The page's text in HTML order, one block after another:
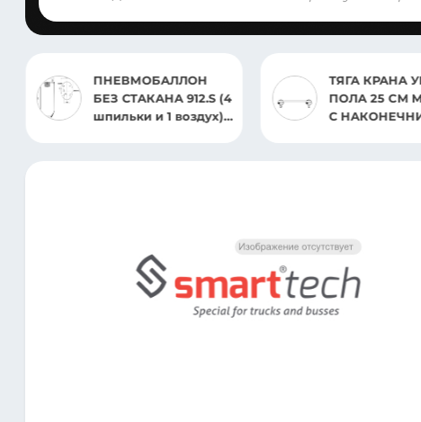
ПНЕВМОБАЛЛОН
БЕЗ СТАКАНА 912.S (4
шпильки и 1 воздух)
ТЯГА КРАНА
ПОЛА 25 CM
С